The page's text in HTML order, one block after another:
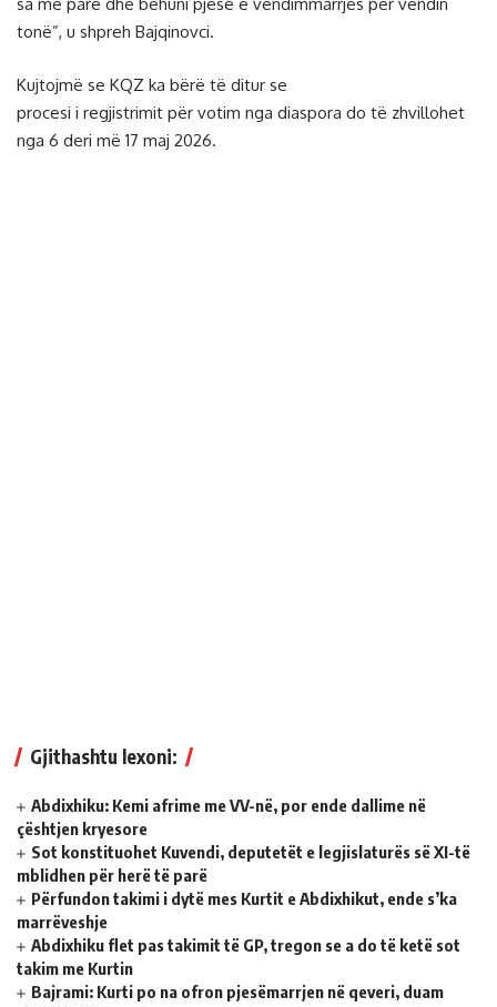
sa më parë dhe bëhuni pjesë e vendimmarrjes për vendin
tonë”, u shpreh Bajqinovci.
Kujtojmë se KQZ ka bërë të ditur se
procesi i regjistrimit për votim nga diaspora do të zhvillohet
nga 6 deri më 17 maj 2026.
Gjithashtu lexoni:
Abdixhiku: Kemi afrime me VV-në, por ende dallime në
çështjen kryesore
Sot konstituohet Kuvendi, deputetët e legjislaturës së XI-të
mblidhen për herë të parë
Përfundon takimi i dytë mes Kurtit e Abdixhikut, ende s’ka
marrëveshje
Abdixhiku flet pas takimit të GP, tregon se a do të ketë sot
takim me Kurtin
Bajrami: Kurti po na ofron pjesëmarrjen në qeveri, duam